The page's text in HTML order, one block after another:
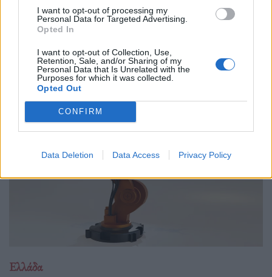
I want to opt-out of processing my
Personal Data for Targeted Advertising.
Opted In
I want to opt-out of Collection, Use,
Retention, Sale, and/or Sharing of my
Personal Data that Is Unrelated with the
Purposes for which it was collected.
Opted Out
CONFIRM
Data Deletion Data Access Privacy Policy
01.10.25
Δημόσιοι υπάλληλοι, γιατροί, εκπαιδευτικοί, δικαστικοί
υπάλληλοι, ταξιτζήδες και ναυτεργάτες συμμετέχουν στη
σημερινή πανελλαδική κινητοποίηση, που μπλοκάρει
μεταφορές και υπηρεσίες. Στο επίκεντρο των
Ελλάδα